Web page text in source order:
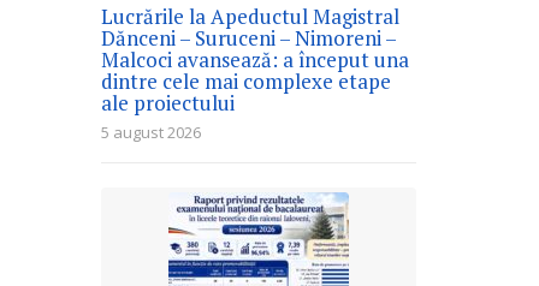
Lucrările la Apeductul Magistral
Dănceni – Suruceni – Nimoreni –
Malcoci avansează: a început una
dintre cele mai complexe etape
ale proiectului
5 august 2026